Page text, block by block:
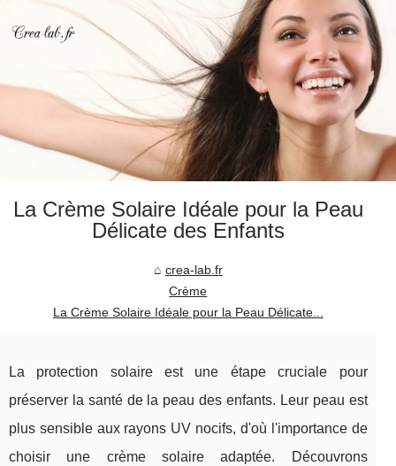
La Crème Solaire Idéale pour la Peau
Délicate des Enfants
crea-lab.fr
Crème
La Crème Solaire Idéale pour la Peau Délicate...
La protection solaire est une étape cruciale pour
préserver la santé de la peau des enfants. Leur peau est
plus sensible aux rayons UV nocifs, d'où l'importance de
choisir une crème solaire adaptée. Découvrons